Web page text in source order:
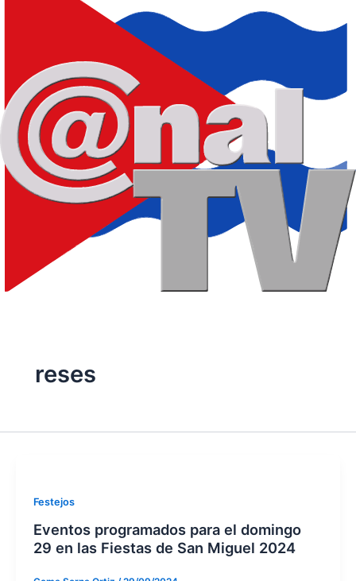
reses
Festejos
Eventos programados para el domingo
29 en las Fiestas de San Miguel 2024